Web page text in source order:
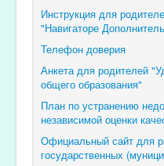
Инструкция для
"Навигаторе
Телефон доверия
Анкета для родителей
общего образования"
План по устранению
независимой оценки
Официальный сайт для
государственных